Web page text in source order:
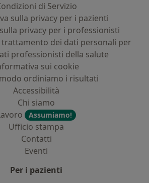
di Servizio
sulla privacy per i pazienti
privacy per i professionisti
dei dati personali per
professionisti della salute
sui cookie
ordiniamo i risultati
Accessibilità
Chi siamo
Assumiamo!
Ufficio stampa
Contatti
Eventi
Per i pazienti